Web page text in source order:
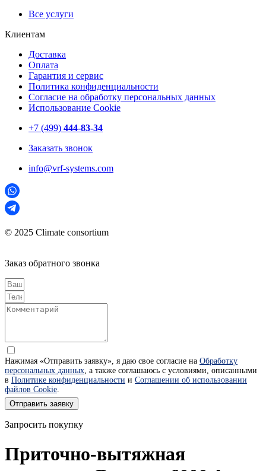
Все услуги
Клиентам
Доставка
Оплата
Гарантия и сервис
Политика конфиденциальности
Согласие на обработку персональных данных
Использование Cookie
+7 (499) 444-83-34
Заказать звонок
info@vrf-systems.com
© 2025 Climate consortium
Заказ обратного звонка
Нажимая «Отправить заявку», я даю свое согласие на Обработку
персональных данных, а также соглашаюсь с условиями, описанными
в Политике конфиденциальности и Соглашении об использовании
файлов Cookie.
Отправить заявку
Запросить покупку
Приточно-вытяжная